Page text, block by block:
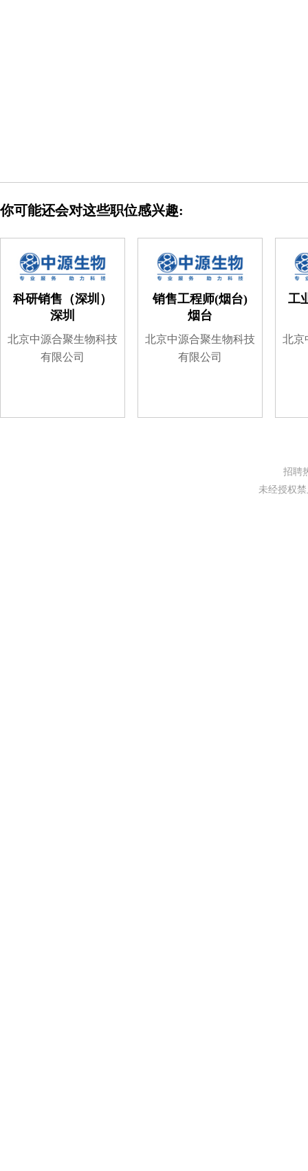
你可能还会对这些职位感兴趣:
科研销售（深圳）
深圳
北京中源合聚生物科技
有限公司
销售工程师(烟台)
烟台
北京中源合聚生物科技
有限公司
工
北京
招聘
未经授权